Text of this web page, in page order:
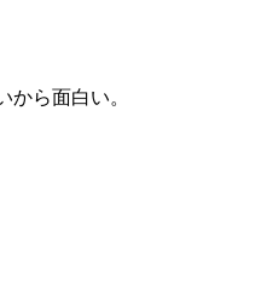
ら面白い。